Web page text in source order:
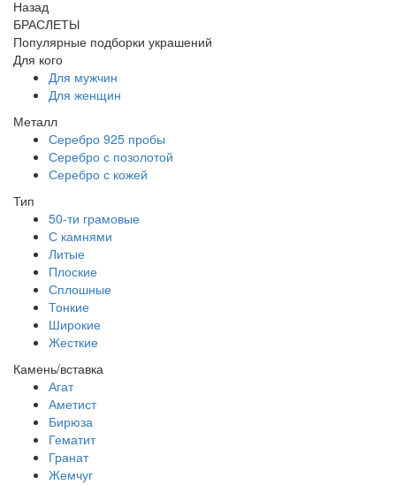
Назад
БРАСЛЕТЫ
Популярные подборки украшений
Для кого
Для мужчин
Для женщин
Металл
Серебро 925 пробы
Серебро с позолотой
Серебро с кожей
Тип
50-ти грамовые
С камнями
Литые
Плоские
Сплошные
Тонкие
Широкие
Жесткие
Камень/вставка
Агат
Аметист
Бирюза
Гематит
Гранат
Жемчуг